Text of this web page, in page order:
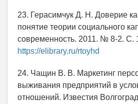
23. Герасимчук Д. Н. Доверие
понятие теории социального
современность. 2011. № 8-2. С.
https://elibrary.ru/rtoyhd
24. Чащин В. В. Маркетинг
выживания предприятий в
отношений. Известия